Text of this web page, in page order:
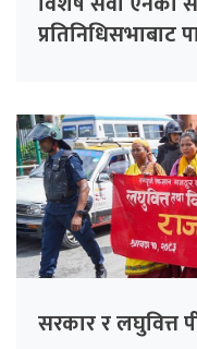
प्रतिनिधिसभाबाट
सरकार र लघुवित्त